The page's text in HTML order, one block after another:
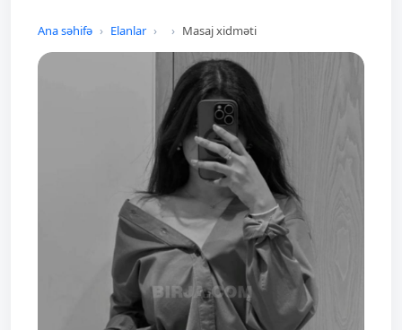
Ana səhifə Elanlar Masaj xidməti